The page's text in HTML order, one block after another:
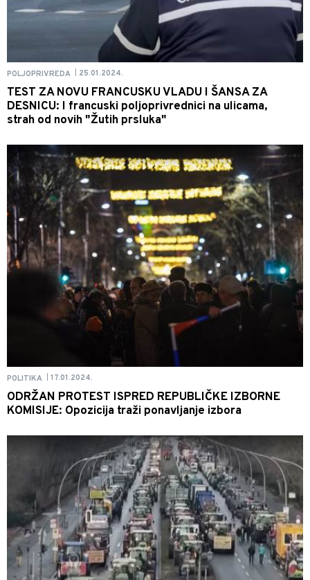
POLJOPRIVREDA 25.01.2024.
TEST ZA NOVU FRANCUSKU VLADU I ŠANSA ZA
DESNICU: I francuski poljoprivrednici na ulicama,
strah od novih "Žutih prsluka"
POLITIKA 17.01.2024.
ODRŽAN PROTEST ISPRED REPUBLIČKE IZBORNE
KOMISIJE: Opozicija traži ponavljanje izbora